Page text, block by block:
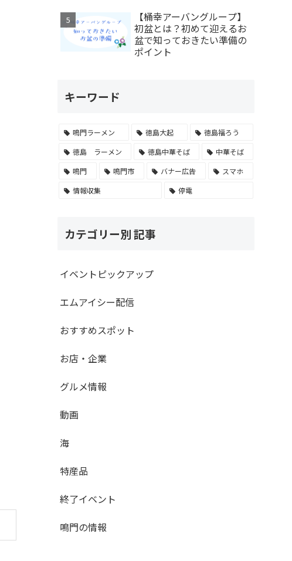
【桶幸アーバングループ】
初盆とは？初めて迎えるお
盆で知っておきたい準備の
ポイント
キーワード
鳴門ラーメン 徳島大起
徳島福ろう
徳島 ラーメン
徳島中華そば
中華そば
鳴門
鳴門市 バナー広告
スマホ
情報収集
停電
カテゴリー別 記事
イベントピックアップ
エムアイシー配信
おすすめスポット
お店・企業
グルメ情報
動画
海
特産品
終了イベント
鳴門の情報